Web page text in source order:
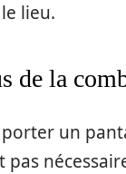
lieu.
de la
un
pas